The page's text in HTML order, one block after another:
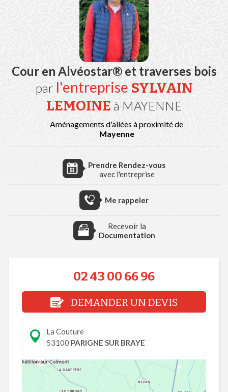
Cour en Alvéostar® et traverses bois
par l'entreprise SYLVAIN
LEMOINE à MAYENNE
Aménagements d'allées à proximité de
Mayenne
Prendre Rendez-vous
avec l'entreprise
Me rappeler
Recevoir la
Documentation
02 43 00 66 96
DEMANDER UN DEVIS
La Couture
53100 PARIGNE SUR BRAYE